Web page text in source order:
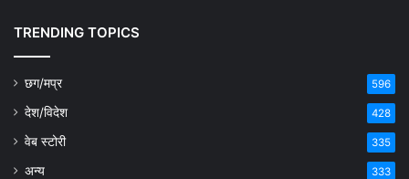
TRENDING TOPICS
छग/मप्र 596
देश/विदेश 428
वेब स्टोरी 335
अन्य 333